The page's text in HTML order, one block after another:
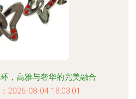
，高雅与奢华的完美融合
2026-08-04 18:03:01